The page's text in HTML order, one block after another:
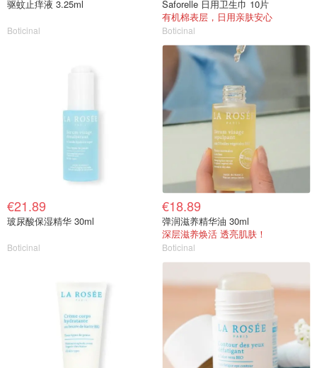
驱蚊止痒液 3.25ml
Boticinal
Saforelle 日用卫生巾 10片
有机棉表层，日用亲肤安心
Boticinal
€21.89
玻尿酸保湿精华 30ml
Boticinal
€18.89
弹润滋养精华油 30ml
深层滋养焕活 透亮肌肤！
Boticinal